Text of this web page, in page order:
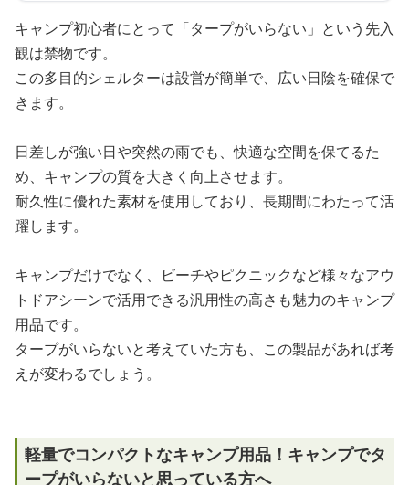
キャンプ初心者にとって「タープがいらない」という先入
観は禁物です。
この多目的シェルターは設営が簡単で、広い日陰を確保で
きます。
日差しが強い日や突然の雨でも、快適な空間を保てるた
め、キャンプの質を大きく向上させます。
耐久性に優れた素材を使用しており、長期間にわたって活
躍します。
キャンプだけでなく、ビーチやピクニックなど様々なアウ
トドアシーンで活用できる汎用性の高さも魅力のキャンプ
用品です。
タープがいらないと考えていた方も、この製品があれば考
えが変わるでしょう。
軽量でコンパクトなキャンプ用品！キャンプでタ
ープがいらないと思っている方へ